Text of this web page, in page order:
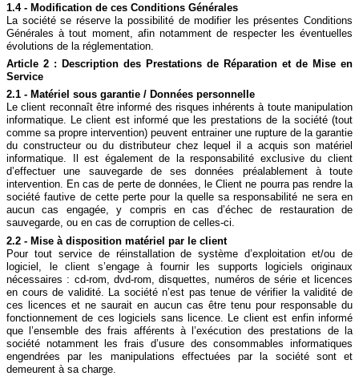
1.4 - Modification de ces Conditions Générales
La société se réserve la possibilité de modifier les présentes Conditions
Générales à tout moment, afin notamment de respecter les éventuelles
évolutions de la réglementation.
Article 2 : Description des Prestations de Réparation et de Mise en
Service
2.1 - Matériel sous garantie / Données personnelle
Le client reconnaît être informé des risques inhérents à toute manipulation
informatique. Le client est informé que les prestations de la société (tout
comme sa propre intervention) peuvent entrainer une rupture de la garantie
du constructeur ou du distributeur chez lequel il a acquis son matériel
informatique. Il est également de la responsabilité exclusive du client
d’effectuer une sauvegarde de ses données préalablement à toute
intervention. En cas de perte de données, le Client ne pourra pas rendre la
société fautive de cette perte pour la quelle sa responsabilité ne sera en
aucun cas engagée, y compris en cas d’échec de restauration de
sauvegarde, ou en cas de corruption de celles-ci.
2.2 - Mise à disposition matériel par le client
Pour tout service de réinstallation de système d’exploitation et/ou de
logiciel, le client s’engage à fournir les supports logiciels originaux
nécessaires : cd-rom, dvd-rom, disquettes, numéros de série et licences
en cours de validité. La société n’est pas tenue de vérifier la validité de
ces licences et ne saurait en aucun cas être tenu pour responsable du
fonctionnement de ces logiciels sans licence. Le client est enfin informé
que l’ensemble des frais afférents à l’exécution des prestations de la
société notamment les frais d’usure des consommables informatiques
engendrées par les manipulations effectuées par la société sont et
demeurent à sa charge.